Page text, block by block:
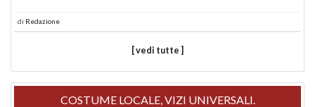
di Redazione
[ vedi tutte ]
COSTUME LOCALE, VIZI UNIVERSALI.